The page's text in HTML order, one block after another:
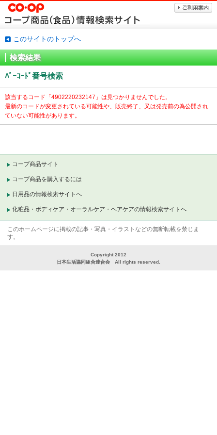
このサイトのトップへ
検索結果
ﾊﾞｰｺｰﾄﾞ番号検索
該当するコード「4902220232147」は見つかりませんでした。
最新のコードが変更されている可能性や、販売終了、又は発売前の為公開され
ていない可能性があります。
コープ商品サイト
コープ商品を購入するには
日用品の情報検索サイトへ
化粧品・ボディケア・オーラルケア・ヘアケアの情報検索サイトへ
このホームページに掲載の記事・写真・イラストなどの無断転載を禁じま
す。
Copyright 2012
日本生活協同組合連合会 All rights reserved.